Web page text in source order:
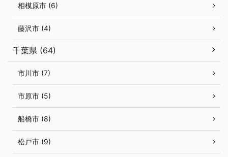
相模原市 (6)
藤沢市 (4)
千葉県 (64)
市川市 (7)
市原市 (5)
船橋市 (8)
松戸市 (9)